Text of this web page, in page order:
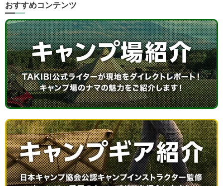
おすすめコンテンツ